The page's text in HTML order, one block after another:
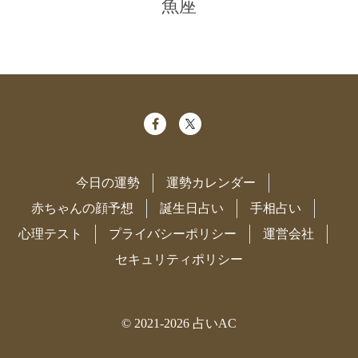
魚座
今日の運勢
運勢カレンダー
赤ちゃんの顔予想
誕生日占い
手相占い
心理テスト
プライバシーポリシー
運営会社
セキュリティポリシー
© 2021-2026 占いAC